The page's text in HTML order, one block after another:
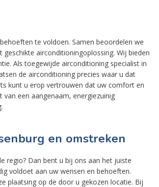
te voldoen. Samen beoordelen we
airconditioningoplossing. Wij bieden
Als toegewijde airconditioning specialist in
de airconditioning precies waar u dat
kunt u erop vertrouwen dat uw comfort en
een aangenaam, energiezuinig
en omstreken
regio? Dan bent u bij ons aan het juiste
voldoet aan uw wensen en behoeften.
plaatsing op de door u gekozen locatie. Bij